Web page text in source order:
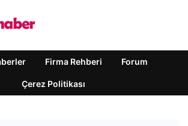
Firma Rehberi Forum
Çerez Politikası